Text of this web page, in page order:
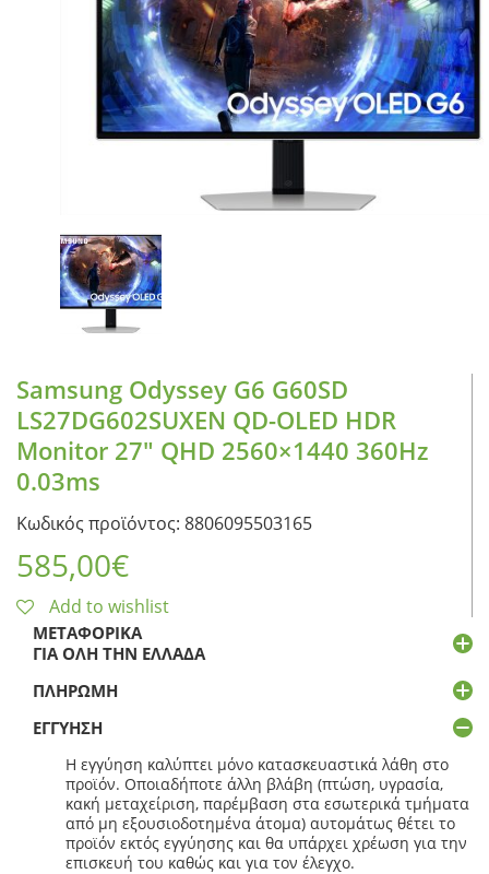
CASE FANS
LIQUID COOLERS
CPU COOLERS
ΕΙΚΟΝΑ-ΗΧΟΣ
ΟΙΚΙΑΚΕΣ ΣΥΣΚΕΥΕΣ
ΠΡΟΣΩΠΙΚΗ ΦΡΟΝΤΙΔΑ
Samsung Odyssey G6 G60SD
LS27DG602SUXEN QD-OLED HDR
Monitor 27″ QHD 2560×1440 360Hz
0.03ms
Κωδικός προϊόντος: 8806095503165
585,00€
Add to wishlist
ΜΕΤΑΦΟΡΙΚΆ
ΓΙΑ ΌΛΗ ΤΗΝ ΕΛΛΆΔΑ
ΠΛΗΡΩΜΉ
ΕΓΓΎΗΣΗ
Η εγγύηση καλύπτει μόνο κατασκευαστικά λάθη στο
προϊόν. Οποιαδήποτε άλλη βλάβη (πτώση, υγρασία,
κακή μεταχείριση, παρέμβαση στα εσωτερικά τμήματα
από μη εξουσιοδοτημένα άτομα) αυτομάτως θέτει το
προϊόν εκτός εγγύησης και θα υπάρχει χρέωση για την
επισκευή του καθώς και για τον έλεγχο.